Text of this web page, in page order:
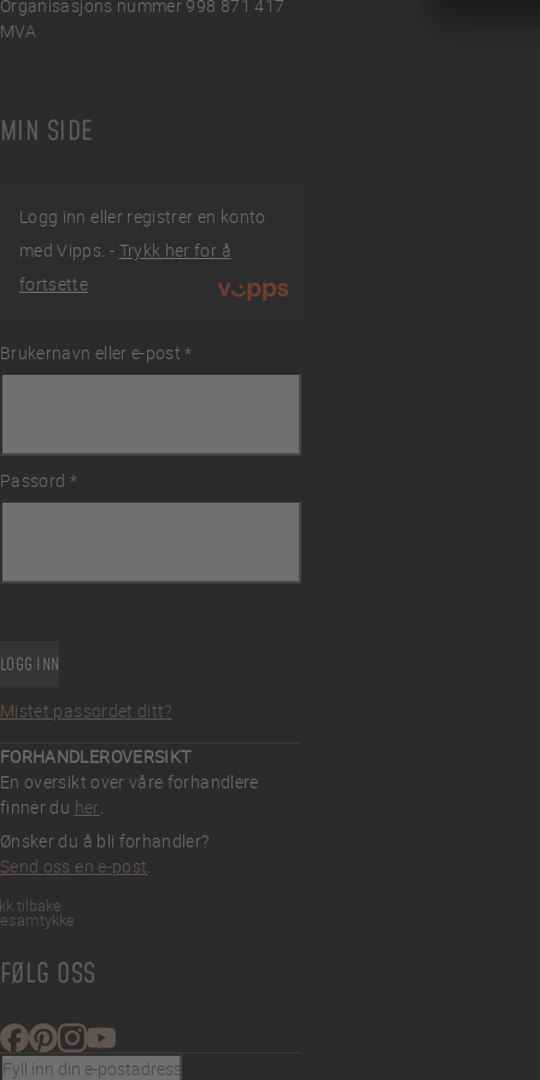
Organisasjons nummer 998 871 417
MVA
MIN SIDE
Logg inn eller registrer en konto
med Vipps. - Trykk her for å
fortsette
Brukernavn eller e-post*
Påkrevd
Passord *
Påkrevd
LOGG INN
Mistet passordet ditt?
FORHANDLEROVERSIKT
En oversikt over våre forhandlere
finner du her.
Ønsker du å bli forhandler?
Send oss en e-post
FØLG OSS
tilbake